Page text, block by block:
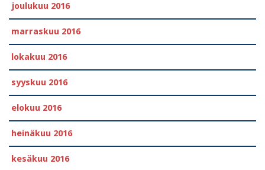
joulukuu 2016
marraskuu 2016
lokakuu 2016
syyskuu 2016
elokuu 2016
heinäkuu 2016
kesäkuu 2016